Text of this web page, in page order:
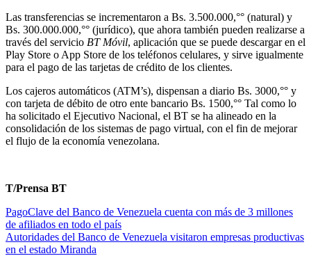
Las transferencias se incrementaron a Bs. 3.500.000,°° (natural) y
Bs. 300.000.000,°° (jurídico), que ahora también pueden realizarse a
través del servicio BT Móvil, aplicación que se puede descargar en el
Play Store o App Store de los teléfonos celulares, y sirve igualmente
para el pago de las tarjetas de crédito de los clientes.
Los cajeros automáticos (ATM’s), dispensan a diario Bs. 3000,°° y
con tarjeta de débito de otro ente bancario Bs. 1500,°° Tal como lo
ha solicitado el Ejecutivo Nacional, el BT se ha alineado en la
consolidación de los sistemas de pago virtual, con el fin de mejorar
el flujo de la economía venezolana.
T/Prensa BT
PagoClave del Banco de Venezuela cuenta con más de 3 millones
de afiliados en todo el país
Autoridades del Banco de Venezuela visitaron empresas productivas
en el estado Miranda